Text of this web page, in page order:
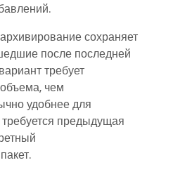
сохраняет
после последней
требует
чем
удобнее для
требуется предыдущая